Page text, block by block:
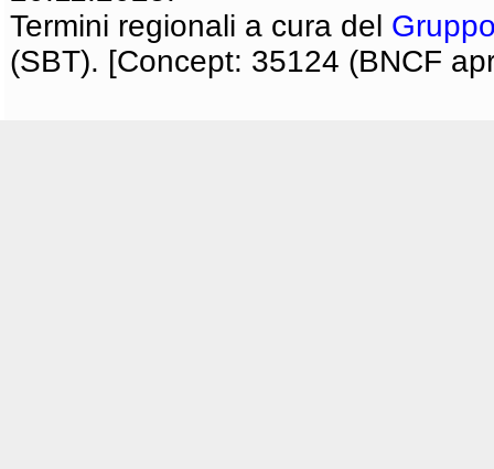
Termini regionali a cura del
(SBT). [Concept: 35124 (BNCF